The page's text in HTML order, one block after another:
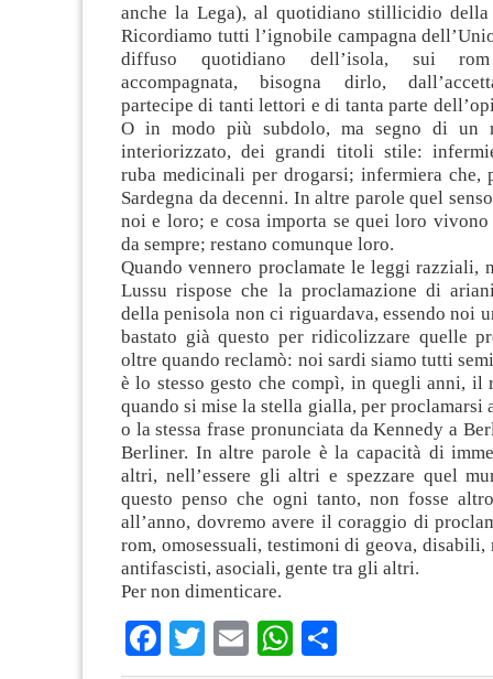
anche la Lega), al quotidiano stillicidio della
Ricordiamo tutti l’ignobile campagna
diffuso quotidiano dell’isola, sui
accompagnata, bisogna dirlo,
partecipe di tanti lettori e di tanta parte
O in modo più subdolo, ma segno di un
interiorizzato, dei grandi titoli stile:
ruba medicinali per drogarsi; infermiera che,
Sardegna da decenni. In altre parole quel
noi e loro; e cosa importa se quei loro
da sempre; restano comunque loro.
Quando vennero proclamate le leggi razziali,
Lussu rispose che la proclamazione di
della penisola non ci riguardava, essendo noi
bastato già questo per ridicolizzare quelle
oltre quando reclamò: noi sardi siamo tutti
è lo stesso gesto che compì, in quegli anni, il
quando si mise la stella gialla, per proclamarsi
o la stessa frase pronunciata da Kennedy a
Berliner. In altre parole è la capacità di
altri, nell’essere gli altri e spezzare quel
questo penso che ogni tanto, non fosse
all’anno, dovremo avere il coraggio di
rom, omosessuali, testimoni di geova, disabili,
antifascisti, asociali, gente tra gli altri.
Per non dimenticare.
Facebook
TwitterEmailWhatsApp